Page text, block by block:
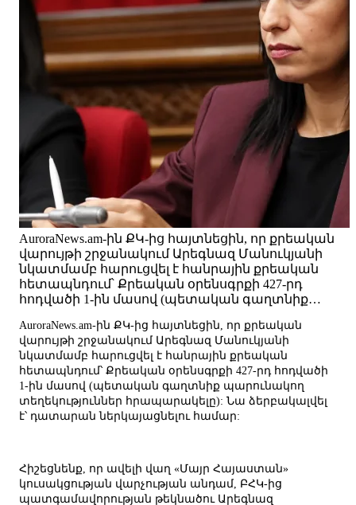
AuroraNews.am-ին ՔԿ-ից հայտնեցին, որ քրեական
վարույթի շրջանակում Արեգնազ Մանուկյանի
նկատմամբ հարուցվել է հանրային քրեական
հետապնդում՝ Քրեական օրենսգրքի 427-րդ
հոդվածի 1-ին մասով (պետական գաղտնիք…
AuroraNews.am-ին ՔԿ-ից հայտնեցին, որ քրեական
վարույթի շրջանակում Արեգնազ Մանուկյանի
նկատմամբ հարուցվել է հանրային քրեական
հետապնդում՝ Քրեական օրենսգրքի 427-րդ հոդվածի
1-ին մասով (պետական գաղտնիք պարունակող
տեղեկություններ հրապարակելը): Նա ձերբակալվել
է՝ դատարան ներկայացնելու համար:
Հիշեցնենք, որ ավելի վաղ «Մայր Հայաստան»
կուսակցության վարչության անդամ, ԲՀԿ-ից
պատգամավորության թեկնածու Արեգնազ